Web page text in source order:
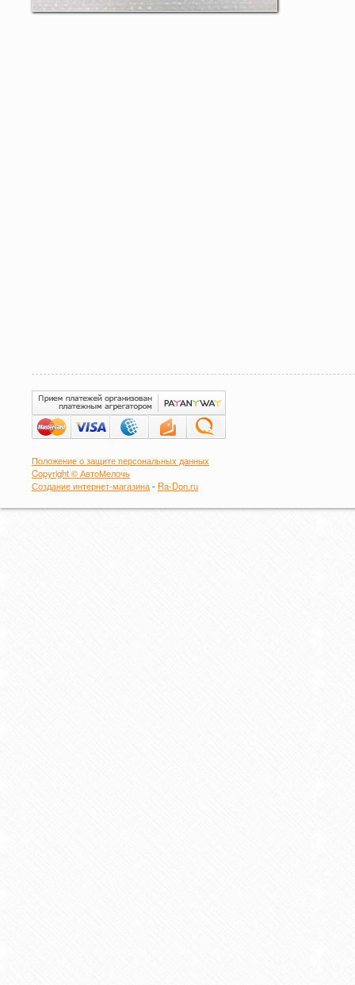
Положение о защите персональных данных
Copyright © АвтоМелочь
Создание интернет-магазина- Ra-Don.ru